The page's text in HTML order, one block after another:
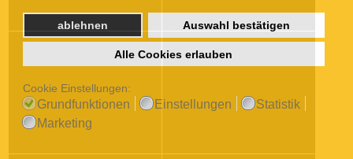
ablehnen Auswahl bestätigen
Alle Cookies erlauben
Cookie Einstellungen:
Grundfunktionen Einstellungen
Statistik
Marketing